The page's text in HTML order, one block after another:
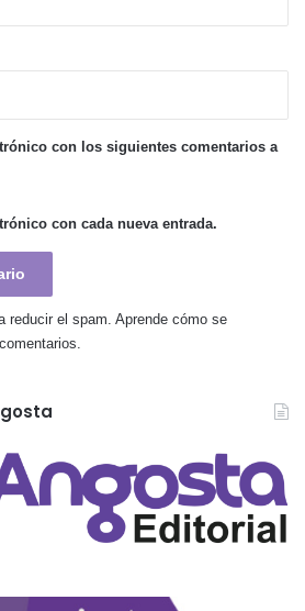
con los siguientes comentarios a
con cada nueva entrada.
reducir el spam. Aprende cómo se